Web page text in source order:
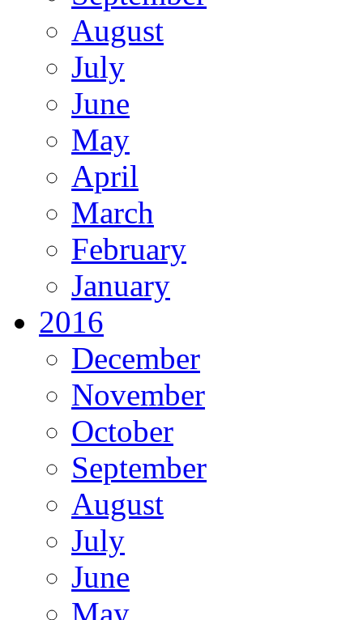
August
July
June
May
April
March
February
January
2016
December
November
October
September
August
July
June